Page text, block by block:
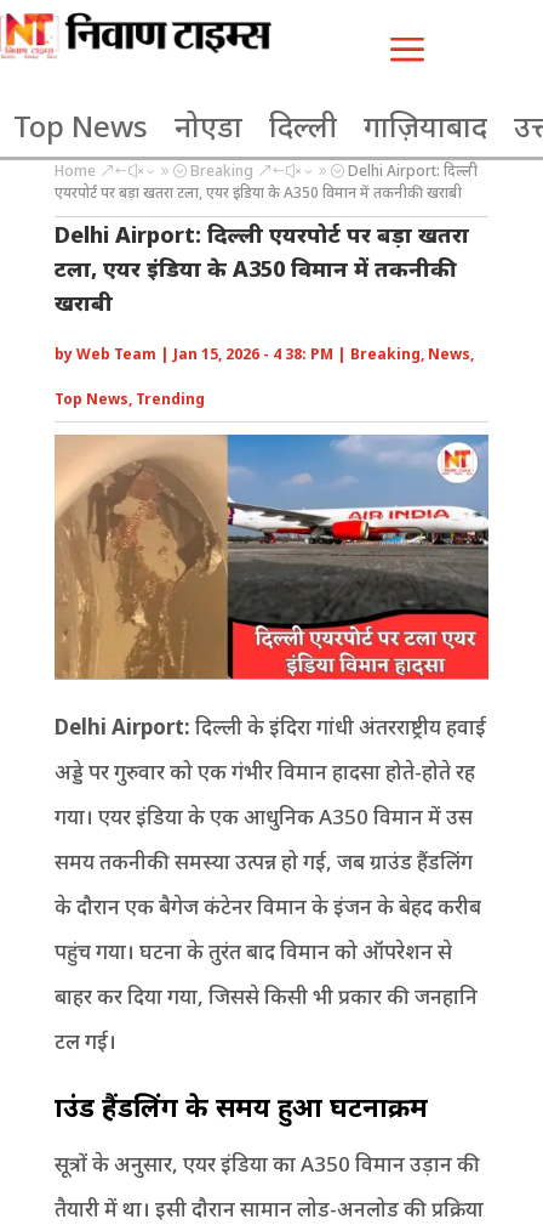
a
Top News नोएडा दिल्ली गाज़ियाबाद
Home &#x39; Breaking &#x39; Delhi Airport: दिल्ली
एयरपोर्ट पर बड़ा खतरा टला, एयर इंडिया के A350 विमान में तकनीकी खराबी
Delhi Airport: दिल्ली एयरपोर्ट पर बड़ा खतरा
टला, एयर इंडिया के A350 विमान में तकनीकी
खराबी
byWeb Team | Jan 15, 2026 - 4 38: PM | Breaking, News,
Top News, Trending
Delhi Airport: दिल्ली के इंदिरा गांधी अंतरराष्ट्रीय हवाई
अड्डे पर गुरुवार को एक गंभीर विमान हादसा होते-होते रह
गया। एयर इंडिया के एक आधुनिक A350 विमान में उस
समय तकनीकी समस्या उत्पन्न हो गई, जब ग्राउंड हैंडलिंग
के दौरान एक बैगेज कंटेनर विमान के इंजन के बेहद करीब
पहुंच गया। घटना के तुरंत बाद विमान को ऑपरेशन से
बाहर कर दिया गया, जिससे किसी भी प्रकार की जनहानि
टल गई।
ग्राउंड हैंडलिंग के समय हुआ घटनाक्रम
सूत्रों के अनुसार, एयर इंडिया का A350 विमान उड़ान की
तैयारी में था। इसी दौरान सामान लोड-अनलोड की प्रक्रिया